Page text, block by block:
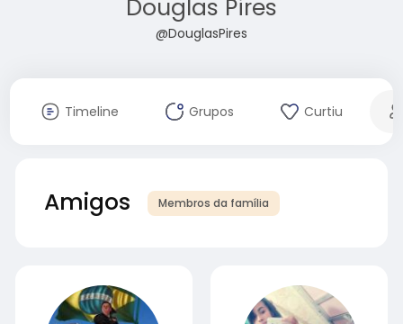
Douglas Pires
@DouglasPires
Timeline Grupos Curtiu
Amigos Membros da família